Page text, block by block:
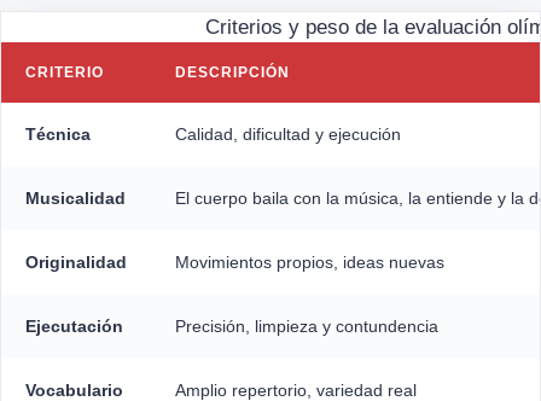
Criterios y peso de la evaluación
CRITERIO DESCRIPCIÓN
Técnica Calidad, dificultad y ejecución
Musicalidad El cuerpo baila con la música, la entiende y la
Originalidad Movimientos propios, ideas nuevas
Ejecutación Precisión, limpieza y contundencia
Vocabulario Amplio repertorio, variedad real